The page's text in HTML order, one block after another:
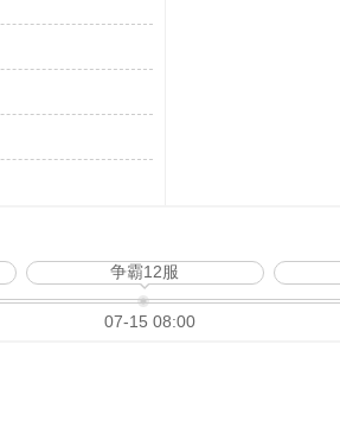
争霸12服
07-15 08:00